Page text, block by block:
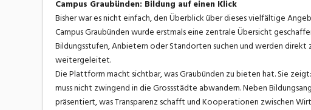
Campus Graubünden: Bildung auf einen Klick
Bisher war es nicht einfach, den Überblick über dieses vielfältige
Campus Graubünden wurde erstmals eine zentrale Übersicht
Bildungsstufen, Anbietern oder Standorten suchen und werden
weitergeleitet.
Die Plattform macht sichtbar, was Graubünden zu bieten hat. Sie
muss nicht zwingend in die Grossstädte abwandern. Neben
präsentiert, was Transparenz schafft und Kooperationen zwischen